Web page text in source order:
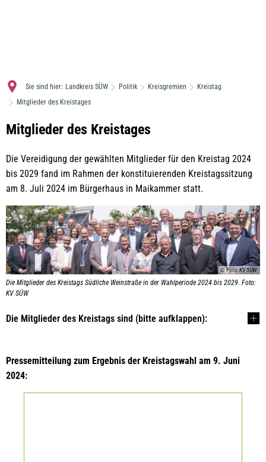
Sie sind hier: Landkreis SÜW Politik Kreisgremien
Kreistag
Mitglieder des Kreistages
Mitglieder
Kreistages
Mitglieder des Kreistages
Die Vereidigung der gewählten Mitglieder für den Kreistag 2024
bis 2029 fand im Rahmen der konstituierenden Kreistagssitzung
am 8. Juli 2024 im Bürgerhaus in Maikammer statt.
© Foto: KV SÜW
Die Mitglieder des Kreistags Südliche Weinstraße in der Wahlperiode 2024 bis 2029. Foto:
KV SÜW
Die Mitglieder des Kreistags sind (bitte aufklappen):
Pressemitteilung zum Ergebnis der Kreistagswahl am 9. Juni
2024: